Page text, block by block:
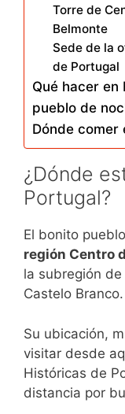
Torre de
Belmonte
Sede de la
de Portugal
Qué hacer en
pueblo de
Dónde comer
¿Dónde
Portugal?
El bonito
región Centro
la subregión de
Castelo Branco.
Su ubicación,
visitar desde
Históricas de
distancia por